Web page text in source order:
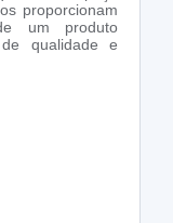
proporcionam
um produto
qualidade e